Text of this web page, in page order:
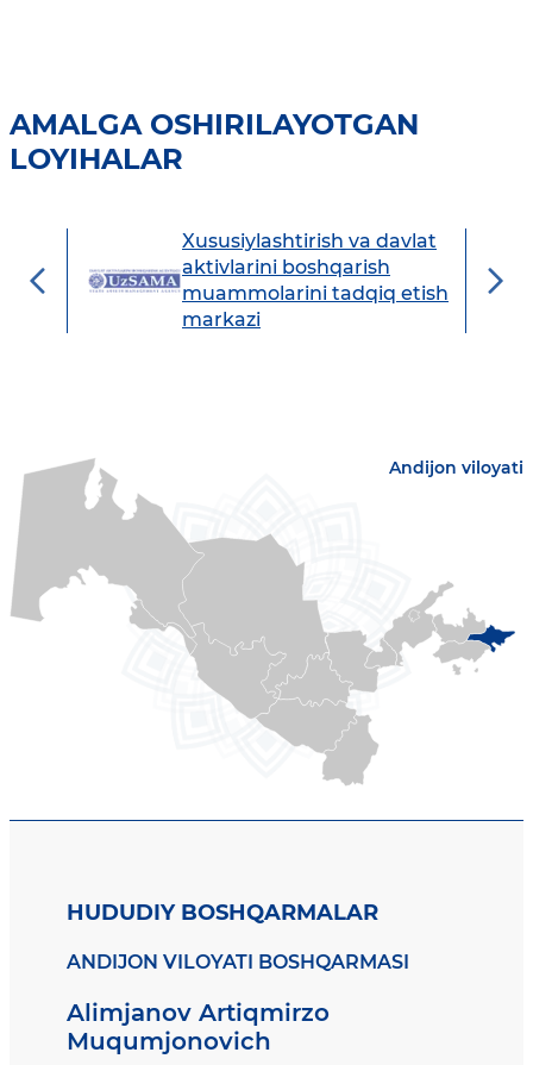
AMALGA OSHIRILAYOTGAN
LOYIHALAR
Xususiylashtirish va davlat
aktivlarini boshqarish
muammolarini tadqiq etish
markazi
Andijon viloyati
HUDUDIY BOSHQARMALAR
ANDIJON VILOYATI BOSHQARMASI
Alimjanov Artiqmirzo
Muqumjonovich